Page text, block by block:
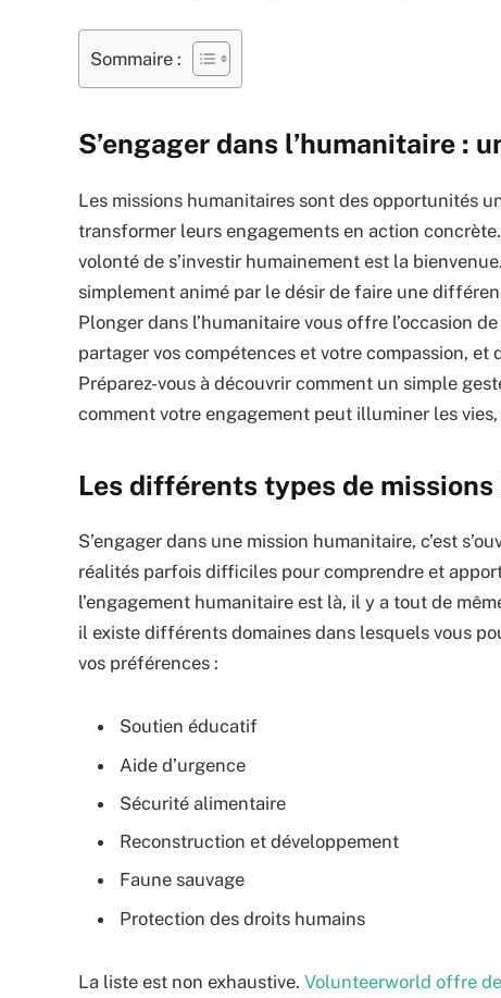
Sommaire :
S’engager dans l’humanitaire :
Les missions humanitaires sont des opportunités
transformer leurs engagements en action
volonté de s’investir humainement est la
simplement animé par le désir de faire une
Plonger dans l’humanitaire vous offre l’occasion
partager vos compétences et votre compassion,
Préparez-vous à découvrir comment un simple
comment votre engagement peut illuminer les
Les différents types de
S’engager dans une mission humanitaire, c’est
réalités parfois difficiles pour comprendre et
l’engagement humanitaire est là, il y a tout de
il existe différents domaines dans lesquels vous
vos préférences :
Soutien éducatif
Aide d’urgence
Sécurité alimentaire
Reconstruction et développement
Faune sauvage
Protection des droits humains
La liste est non exhaustive. Volunteerworld offre